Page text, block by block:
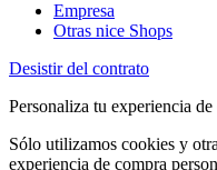
Empresa
Otras nice Shops
Desistir del contrato
Personaliza tu experiencia de
Sólo utilizamos cookies y
experiencia de compra